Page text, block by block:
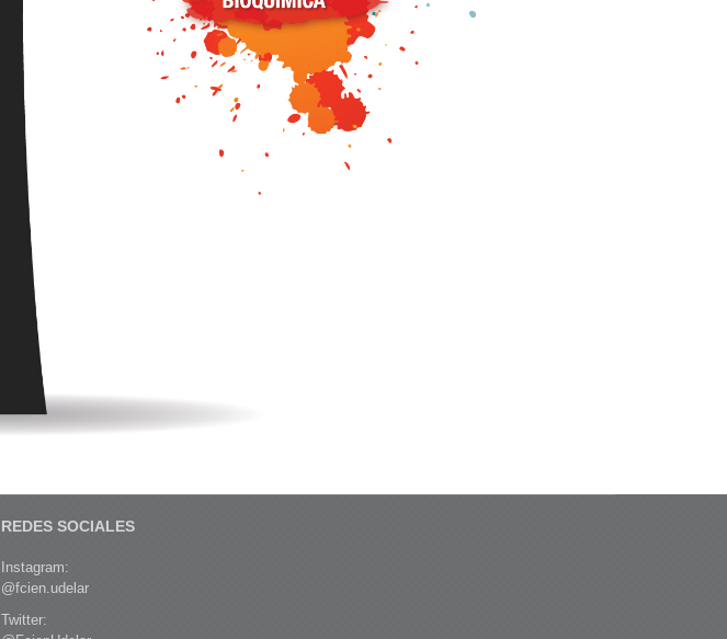
REDES SOCIALES
Instagram:
@fcien.udelar
Twitter: